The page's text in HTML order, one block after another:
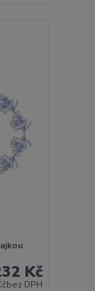
Kč
bez DPH